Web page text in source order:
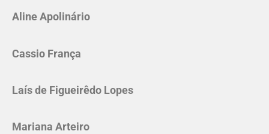
Aline Apolinário
Cassio França
Laís de Figueirêdo Lopes
Mariana Arteiro